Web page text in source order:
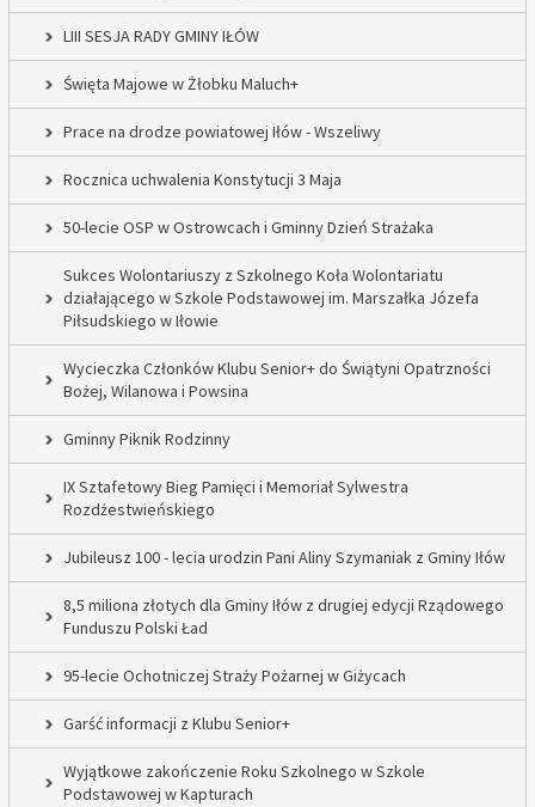
LIII SESJA RADY GMINY IŁÓW
Święta Majowe w Żłobku Maluch+
Prace na drodze powiatowej Iłów - Wszeliwy
Rocznica uchwalenia Konstytucji 3 Maja
50-lecie OSP w Ostrowcach i Gminny Dzień Strażaka
Sukces Wolontariuszy z Szkolnego Koła Wolontariatu
działającego w Szkole Podstawowej im. Marszałka Józefa
Piłsudskiego w Iłowie
Wycieczka Członków Klubu Senior+ do Świątyni Opatrzności
Bożej, Wilanowa i Powsina
Gminny Piknik Rodzinny
IX Sztafetowy Bieg Pamięci i Memoriał Sylwestra
Rozdżestwieńskiego
Jubileusz 100 - lecia urodzin Pani Aliny Szymaniak z Gminy Iłów
8,5 miliona złotych dla Gminy Iłów z drugiej edycji Rządowego
Funduszu Polski Ład
95-lecie Ochotniczej Straży Pożarnej w Giżycach
Garść informacji z Klubu Senior+
Wyjątkowe zakończenie Roku Szkolnego w Szkole
Podstawowej w Kapturach